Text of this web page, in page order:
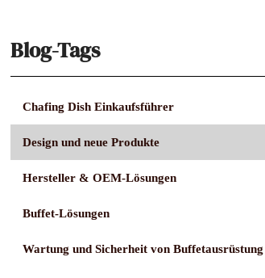
Blog-Tags
Chafing Dish Einkaufsführer
Design und neue Produkte
Hersteller & OEM-Lösungen
Buffet-Lösungen
Wartung und Sicherheit von Buffetausrüstung